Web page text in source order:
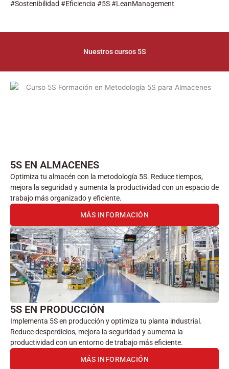
#Sostenibilidad #Eficiencia #5S #LeanManagement
Nuestros cursos 5S
5S EN ALMACENES
Optimiza tu almacén con la metodología 5S. Reduce tiempos,
mejora la seguridad y aumenta la productividad con un espacio de
trabajo más organizado y eficiente.
MÁS INFORMACIÓN
5S EN PRODUCCIÓN
Implementa 5S en producción y optimiza tu planta industrial.
Reduce desperdicios, mejora la seguridad y aumenta la
productividad con un entorno de trabajo más eficiente.
MÁS INFORMACIÓN